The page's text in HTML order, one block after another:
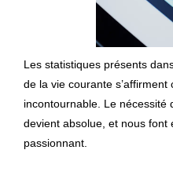
Les statistiques présents
de la vie courante
incontournable. Le nécessité
devient absolue, et nous font
passionnant.